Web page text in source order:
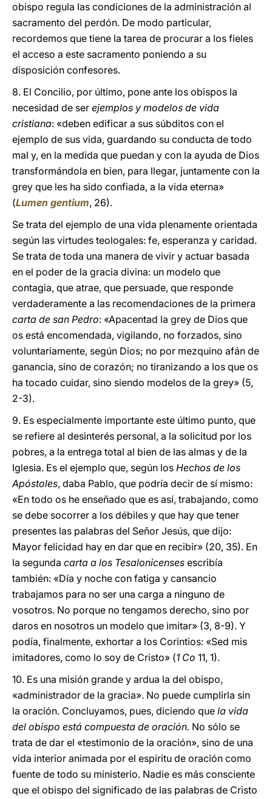
obispo regula las condiciones de la administración al
sacramento del perdón. De modo particular,
recordemos que tiene la tarea de procurar a los fieles
el acceso a este sacramento poniendo a su
disposición confesores.
8. El Concilio, por último, pone ante los obispos la
necesidad de ser ejemplos y modelos de vida
cristiana: «deben edificar a sus súbditos con el
ejemplo de sus vida, guardando su conducta de todo
mal y, en la medida que puedan y con la ayuda de Dios
transformándola en bien, para llegar, juntamente con la
grey que les ha sido confiada, a la vida eterna»
(Lumen gentium, 26).
Se trata del ejemplo de una vida plenamente orientada
según las virtudes teologales: fe, esperanza y caridad.
Se trata de toda una manera de vivir y actuar basada
en el poder de la gracia divina: un modelo que
contagia, que atrae, que persuade, que responde
verdaderamente a las recomendaciones de la primera
carta de san Pedro: «Apacentad la grey de Dios que
os está encomendada, vigilando, no forzados, sino
voluntariamente, según Dios; no por mezquino afán de
ganancia, sino de corazón; no tiranizando a los que os
ha tocado cuidar, sino siendo modelos de la grey» (5,
2-3).
9. Es especialmente importante este último punto, que
se refiere al desinterés personal, a la solicitud por los
pobres, a la entrega total al bien de las almas y de la
Iglesia. Es el ejemplo que, según los Hechos de los
Apóstoles, daba Pablo, que podría decir de sí mismo:
«En todo os he enseñado que es así, trabajando, como
se debe socorrer a los débiles y que hay que tener
presentes las palabras del Señor Jesús, que dijo:
Mayor felicidad hay en dar que en recibir» (20, 35). En
la segunda carta a los Tesalonicenses escribía
también: «Día y noche con fatiga y cansancio
trabajamos para no ser una carga a ninguno de
vosotros. No porque no tengamos derecho, sino por
daros en nosotros un modelo que imitar» (3, 8-9). Y
podía, finalmente, exhortar a los Corintios: «Sed mis
imitadores, como lo soy de Cristo» (1 Co 11, 1).
10. Es una misión grande y ardua la del obispo,
«administrador de la gracia». No puede cumplirla sin
la oración. Concluyamos, pues, diciendo que la vida
del obispo está compuesta de oración. No sólo se
trata de dar el «testimonio de la oración», sino de una
vida interior animada por el espíritu de oración como
fuente de todo su ministerio. Nadie es más consciente
que el obispo del significado de las palabras de Cristo